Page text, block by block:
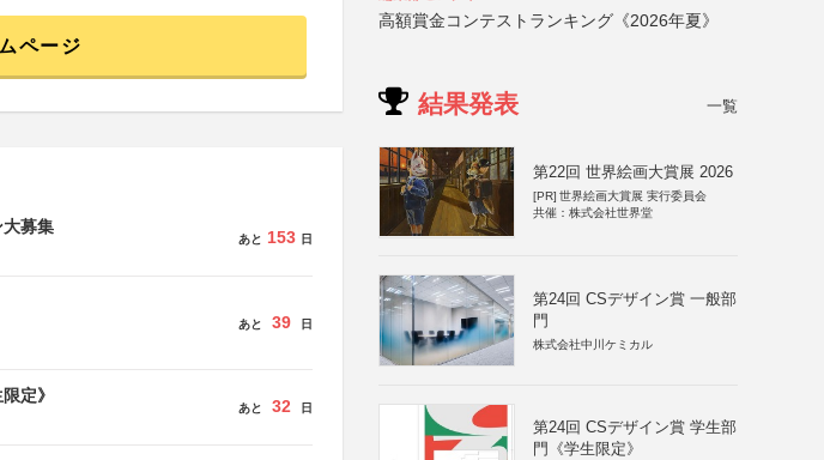
ページ
募集
あと 153 日
あと 39 日
定》
あと 32 日
高額賞金コンテストランキング《2026年夏》
結果発表 一覧
第22回 世界絵画大賞展 2026
[PR] 世界絵画大賞展 実行委員会
共催：株式会社世界堂
第24回 CSデザイン賞 一般部
門
株式会社中川ケミカル
第24回 CSデザイン賞 学生部
門《学生限定》